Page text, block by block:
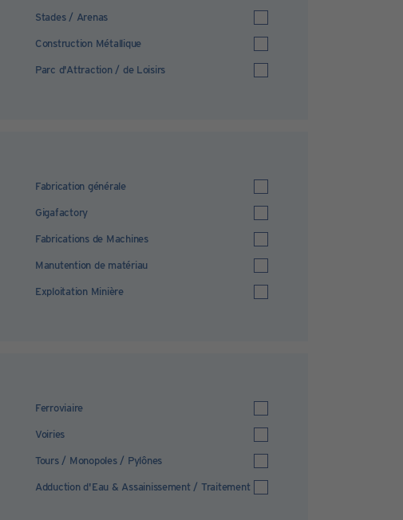
Stades / Arenas
Construction Métallique
Parc d'Attraction / de Loisirs
Fabrication générale
Gigafactory
Fabrications de Machines
Manutention de matériau
Exploitation Minière
Ferroviaire
Voiries
Tours / Monopoles / Pylônes
Adduction d'Eau & Assainissement / Traitement